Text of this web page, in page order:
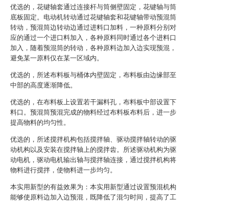
优选的，花键轴套通过连接杆与筒侧壁固定，花键轴与筒
底板固定。电动机转动通过花键轴套和花键轴带动预混筒
转动，预混筒边转动边通过进料口加料，一种原料分别对
应的通过一个进口料加入，各种原料同时通过各个进料口
加入，随着预混筒的转动，各种原料边加入边实现预混，
避免某一原料仅在某一区域内。
优选的，所述布料板与桶体内壁固定，布料板由边缘部至
中部的高度逐渐降低。
优选的，在布料板上设置若干漏料孔，布料板中部设置下
料口。预混筒预混完成的物料经过布料板布料后，进一步
提高物料的均匀性。
优选的，所述搅拌机构包括搅拌轴、驱动搅拌轴转动的驱
动机构以及安装在搅拌轴上的搅拌齿。所述驱动机构为驱
动电机，驱动电机输出轴与搅拌轴连接，通过搅拌机构将
物料进行搅拌，使物料进一步均匀。
本实用新型的有益效果为：本实用新型通过设置预混机构
能够使原料边加入边预混，既降低了混匀时间，提高了工